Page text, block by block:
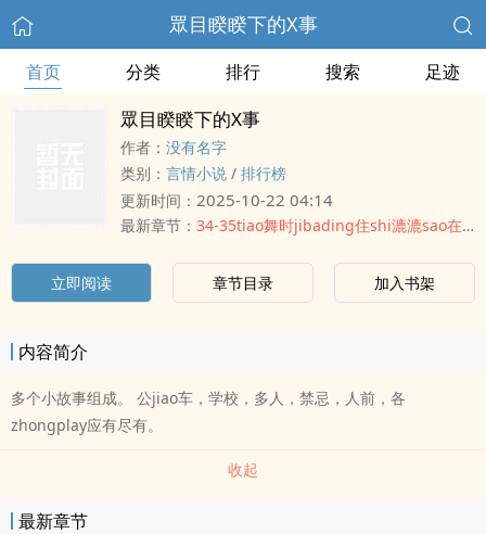
眾目睽睽下的X事
首页 分类 排行 搜索 足迹
眾目睽睽下的X事
作者： 没有名字
类别： 言情小说 / 排行榜
更新时间： 2025-10-22 04:14
最新章节： 34-35tiao舞时jibading住shi漉漉sao在后台被狠caocaojin子gongguanjing
立即阅读 章节目录 加入书架
内容简介
多个小故事组成。 公jiao车，学校，多人，禁忌，人前，各
zhongplay应有尽有。
收起
最新章节